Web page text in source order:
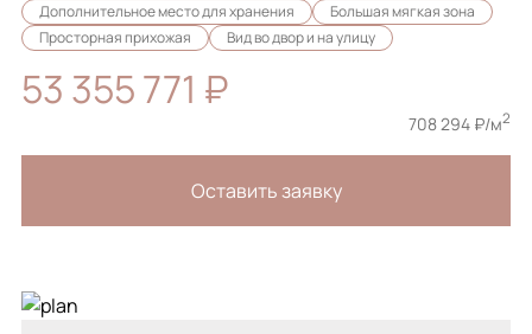
Дополнительное место для хранения
Большая мягкая зона
Просторная прихожая
Вид во двор и на улицу
53 355 771 ₽
708 294 ₽/м2
Оставить заявку